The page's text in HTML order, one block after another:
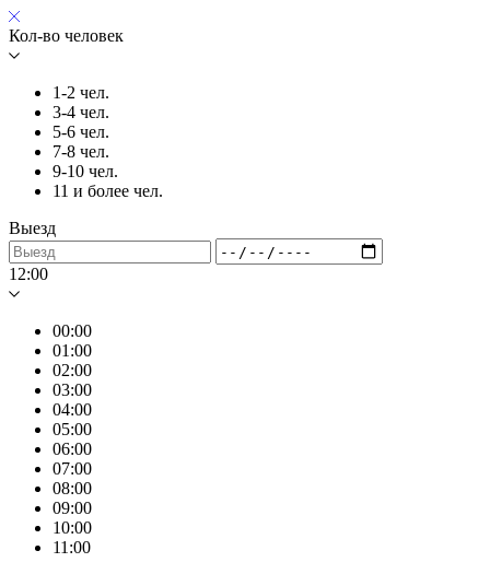
Кол-во человек
1-2 чел.
3-4 чел.
5-6 чел.
7-8 чел.
9-10 чел.
11 и более чел.
Выезд
12:00
00:00
01:00
02:00
03:00
04:00
05:00
06:00
07:00
08:00
09:00
10:00
11:00